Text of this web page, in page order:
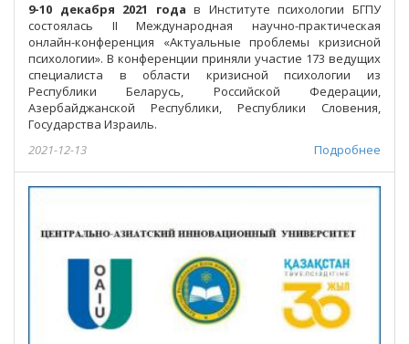
9-10 декабря 2021 годав Институте психологии БГПУ
состоялась II Международная научно-практическая
онлайн-конференция «Актуальные проблемы кризисной
психологии». В конференции приняли участие 173 ведущих
специалиста в области кризисной психологии из
Республики Беларусь, Российской Федерации,
Азербайджанской Республики, Республики Словения,
Государства Израиль.
Подробнее
2021-12-13